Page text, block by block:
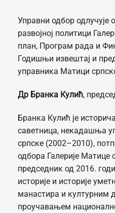
Управни одбор одлучује
развојној политици
план, Програм рада и
Годишњи извештај и
управника Матици
Др Бранка Кулић,
Бранка Кулић је
саветница, некадашња
српске (2002–2010),
одбора Галерије Матице
председник од 2016.
историје и историје
манастира и културним
проучавањем